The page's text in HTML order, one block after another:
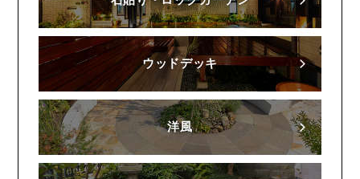
ウッドデッキ
洋風